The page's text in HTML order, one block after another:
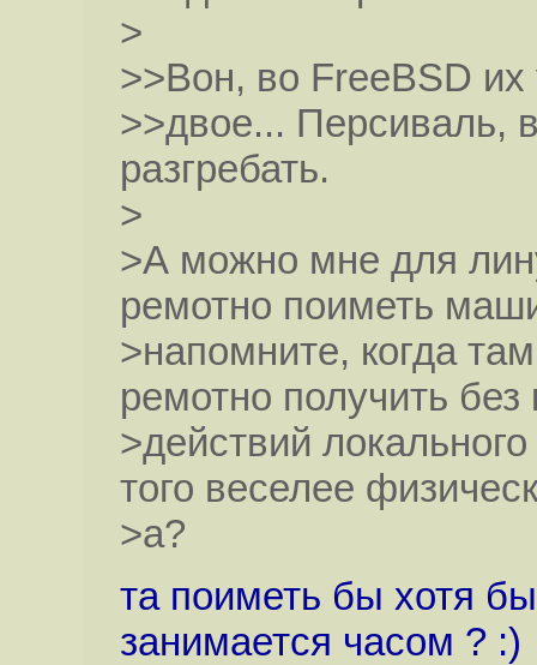
>
>>Вон, во FreeBSD их
>>двое... Персиваль,
разгребать.
>
>А можно мне для
ремотно поиметь
>напомните, когда
ремотно получить без
>действий
того веселее
>а?
та поиметь бы хотя
занимается часом ? :)